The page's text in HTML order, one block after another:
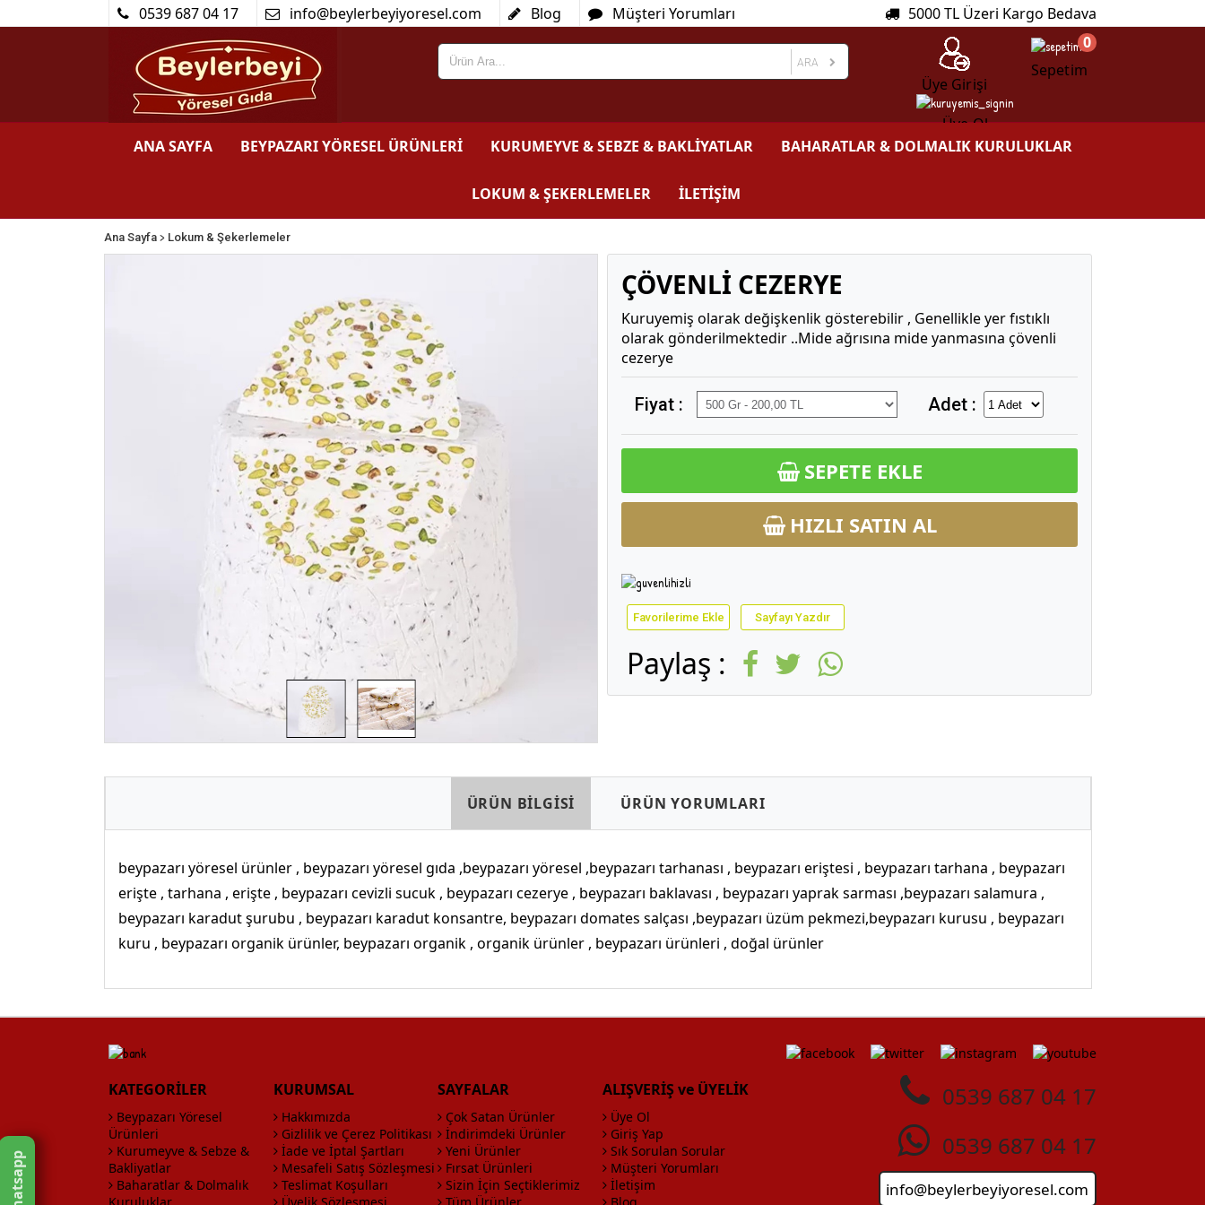
0539 687 04 17 info@beylerbeyiyoresel.com Blog Müşteri Yorumları 5000 TL Üzeri Kargo Bedava
ARA
Üye Girişi
Üye Ol
Sepetim
0
ANA SAYFA BEYPAZARI YÖRESEL ÜRÜNLERİ KURUMEYVE & SEBZE & BAKLİYATLAR BAHARATLAR & DOLMALIK KURULUKLAR
LOKUM & ŞEKERLEMELER İLETİŞİM
Ana Sayfa > Lokum & Şekerlemeler
ÇÖVENLİ CEZERYE
Kuruyemiş olarak değişkenlik gösterebilir , Genellikle yer fıstıklı
olarak gönderilmektedir ..Mide ağrısına mide yanmasına çövenli
cezerye
Fiyat : Adet :
SEPETE EKLE
HIZLI SATIN AL
Favorilerime Ekle Sayfayı Yazdır
Paylaş :
ÜRÜN BİLGİSİ ÜRÜN YORUMLARI
beypazarı yöresel ürünler , beypazarı yöresel gıda ,beypazarı yöresel ,beypazarı tarhanası , beypazarı eriştesi , beypazarı tarhana , beypazarı
erişte , tarhana , erişte , beypazarı cevizli sucuk , beypazarı cezerye , beypazarı baklavası , beypazarı yaprak sarması ,beypazarı salamura ,
beypazarı karadut şurubu , beypazarı karadut konsantre, beypazarı domates salçası ,beypazarı üzüm pekmezi,beypazarı kurusu , beypazarı
kuru , beypazarı organik ürünler, beypazarı organik , organik ürünler , beypazarı ürünleri , doğal ürünler
Whatsapp
KATEGORİLER
Beypazarı Yöresel
Ürünleri
Kurumeyve & Sebze &
Bakliyatlar
Baharatlar & Dolmalık
KURUMSAL
Hakkımızda
Gizlilik ve Çerez Politikası
İade ve İptal Şartları
Mesafeli Satış Sözleşmesi
Teslimat Koşulları
SAYFALAR
Çok Satan Ürünler
İndirimdeki Ürünler
Yeni Ürünler
Fırsat Ürünleri
Sizin İçin Seçtiklerimiz
ALIŞVERİŞ ve ÜYELİK
Üye Ol
Giriş Yap
Sık Sorulan Sorular
Müşteri Yorumları
İletişim
0539 687 04 17
0539 687 04 17